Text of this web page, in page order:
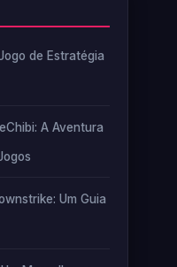
de Estratégia
A Aventura
Um Guia